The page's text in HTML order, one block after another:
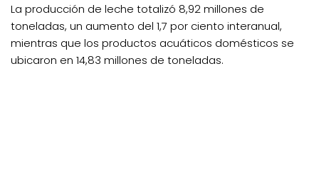
La producción de leche totalizó 8,92 millones de
toneladas, un aumento del 1,7 por ciento interanual,
mientras que los productos acuáticos domésticos se
ubicaron en 14,83 millones de toneladas.